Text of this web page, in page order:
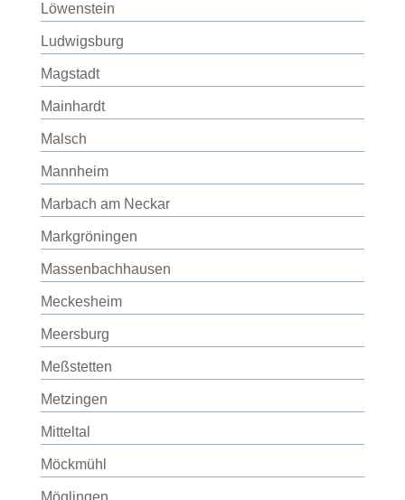
Löwenstein
Ludwigsburg
Magstadt
Mainhardt
Malsch
Mannheim
Marbach am Neckar
Markgröningen
Massenbachhausen
Meckesheim
Meersburg
Meßstetten
Metzingen
Mitteltal
Möckmühl
Möglingen